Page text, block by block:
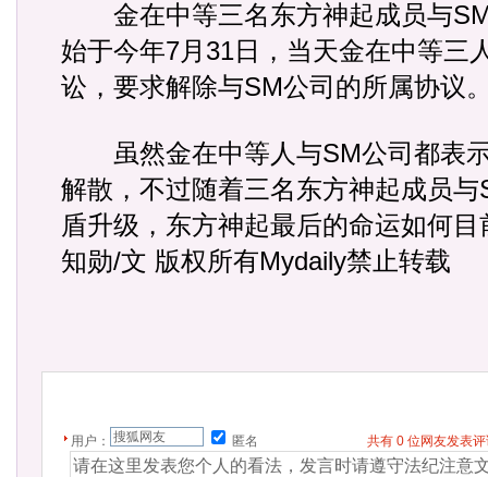
金在中等三名东方神起成员与
始于今年7月31日，当天金在中等三
讼，要求解除与SM公司的所属协议
虽然金在中等人与SM公司都表
解散，不过随着三名东方神起成员
盾升级，东方神起最后的命运如何
知勋/文 版权所有Mydaily禁止转载
用户： 匿名 共有 0 位网友发表